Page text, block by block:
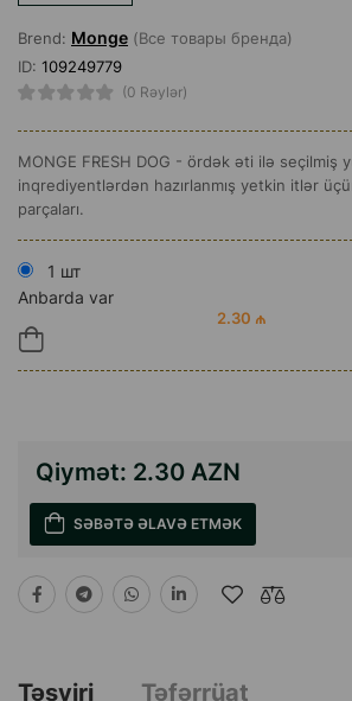
Brend: Monge (Все товары бренда)
ID: 109249779
(0 Rəylər)
MONGE FRESH DOG - ördək əti ilə seçilmiş
inqrediyentlərdən hazırlanmış yetkin itlər
parçaları.
1 шт
Anbarda var
2.30 ₼
Qiymət: 2.30 AZN
SƏBƏTƏ ƏLAVƏ ETMƏK
Təsviri
Təfərrüat